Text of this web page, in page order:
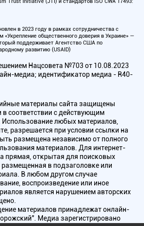
в 2023 году в рамках сотрудничества с
«Укрепление общественного доверия в Украине» —
поддерживает Агентство США по
развитию (USAID)
Нацсовета №703 от 10.08.2023
медиа; идентификатор медиа - R40-
материалы сайта защищены
соответствии с действующим
любых материалов,
разрешается при условии ссылки на
размещена независимо от полного
материалов. Для интернет-
прямая, открытая для поисковых
размещенная в подзаголовке или
В любом другом случае
воспроизведение или иное
является нарушением авторских
материалов принадлежат онлайн-
Медиа зарегистрировано